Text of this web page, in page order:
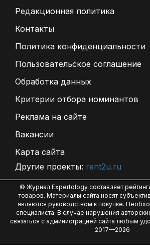
Редакционная политика
Контакты
Политика конфиденциальности
Пользовательское соглашение
Обработка данных
Критерии отбора номинантов
Реклама на сайте
Вакансии
Карта сайта
Другие проекты: rent2u.ru
© Журнал Expertology составляет
товаров. Материалы сайта носят
являются руководством к покупке.
специалиста. В случае нарушения
связаться с администрацией сайта любым
2017—2026